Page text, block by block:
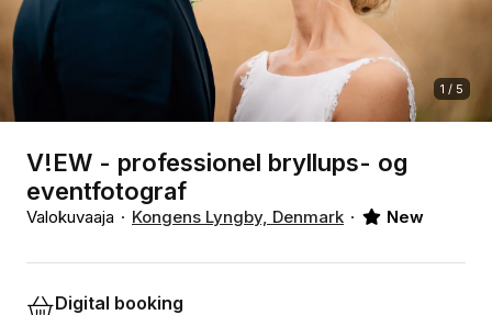
1 / 5
V!EW - professionel bryllups- og
eventfotograf
Valokuvaaja Kongens Lyngby, Denmark New
Digital booking